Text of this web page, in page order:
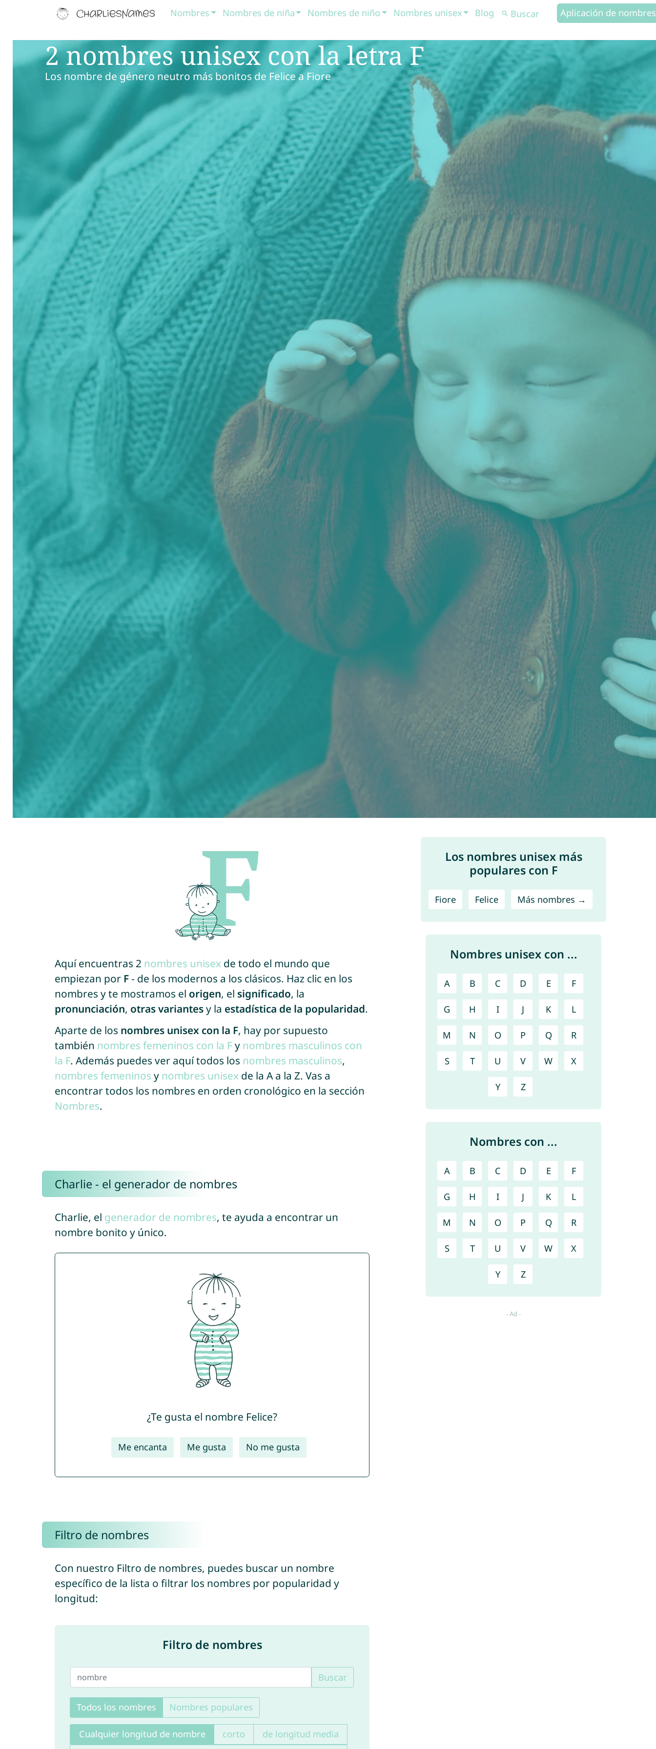
Nombres Nombres de niña Nombres de niño Nombres unisex Blog Aplicación de nombres
2 nombres unisex con la letra F
Los nombre de género neutro más bonitos de Felice a Fiore
Aquí encuentras 2 nombres unisexde todo el mundo que
empiezan por F- de los modernos a los clásicos. Haz clic en los
nombres y te mostramos el origen, el significado, la
pronunciación, otras variantesy la estadística de la popularidad.
Aparte de los nombres unisex con la F, hay por supuesto
también nombres femeninos con la Fy nombres masculinos con
la F. Además puedes ver aquí todos los nombres masculinos,
nombres femeninos y nombres unisexde la A a la Z. Vas a
encontrar todos los nombres en orden cronológico en la sección
Nombres.
Charlie - el generador de nombres
Charlie, el generador de nombres, te ayuda a encontrar un
nombre bonito y único.
¿Te gusta el nombre Felice?
Me encanta Me gusta No me gusta
Filtro de nombres
Con nuestro Filtro de nombres, puedes buscar un nombre
específico de la lista o filtrar los nombres por popularidad y
longitud:
Filtro de nombres
Buscar
Todos los nombres Nombres populares
Cualquier longitud de nombre corto
de longitud media
Los nombres unisex más
populares con F
Fiore Felice Más nombres →
Nombres unisex con ...
A B C D E F
G H I J K L
M N O P Q R
S T U V W X
Y Z
Nombres con ...
A B C D E F
G H I J K L
M N O P Q R
S T U V W X
Y Z